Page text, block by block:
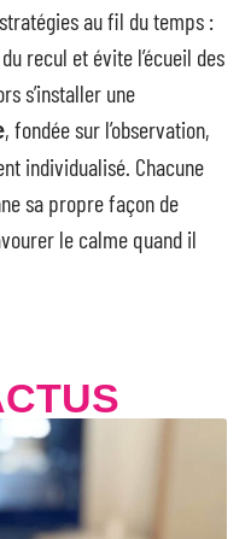
au fil du temps :
recul et évite l’écueil des
s’installer une
, fondée sur l’observation,
individualisé. Chacune
sa propre façon de
le calme quand il